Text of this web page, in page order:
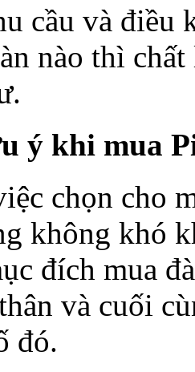
cầu và điều
nào thì
ý khi mua
chọn cho
không khó
đích mua
và cuối
đó.